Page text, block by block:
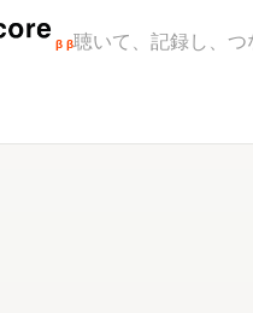
β β聴いて、記録し、つ